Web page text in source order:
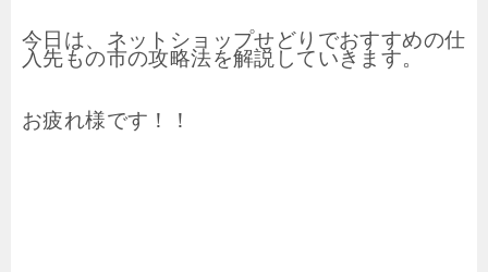
今日は、ネットショップせどりでおすすめの仕
入先もの市の攻略法を解説していきます。
お疲れ様です！！